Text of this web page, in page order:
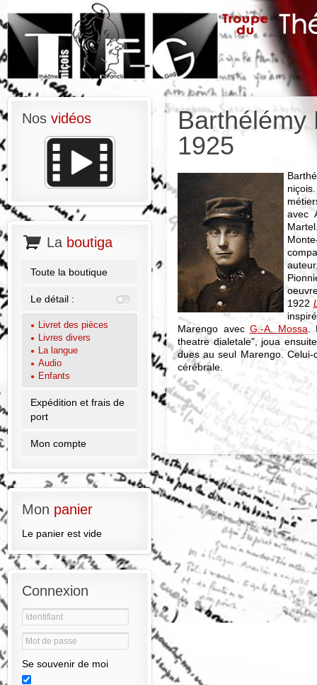
Barthélémy
1925
avec
1922
Marengo avec G.-A. Mossa
theatre dialetale", joua
dues au seul Marengo.
cérébrale.
Nos vidéos
La boutiga
Toute la boutique
Le détail :
Livret des pièces
Livres divers
La langue
Audio
Enfants
Expédition et frais de
port
Mon compte
Mon panier
Le panier est vide
Connexion
Se souvenir de moi